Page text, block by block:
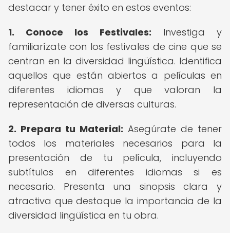
destacar y tener éxito en estos eventos:
1. Conoce los Festivales: Investiga y
familiarízate con los festivales de cine que se
centran en la diversidad lingüística. Identifica
aquellos que están abiertos a películas en
diferentes idiomas y que valoran la
representación de diversas culturas.
2. Prepara tu Material: Asegúrate de tener
todos los materiales necesarios para la
presentación de tu película, incluyendo
subtítulos en diferentes idiomas si es
necesario. Presenta una sinopsis clara y
atractiva que destaque la importancia de la
diversidad lingüística en tu obra.